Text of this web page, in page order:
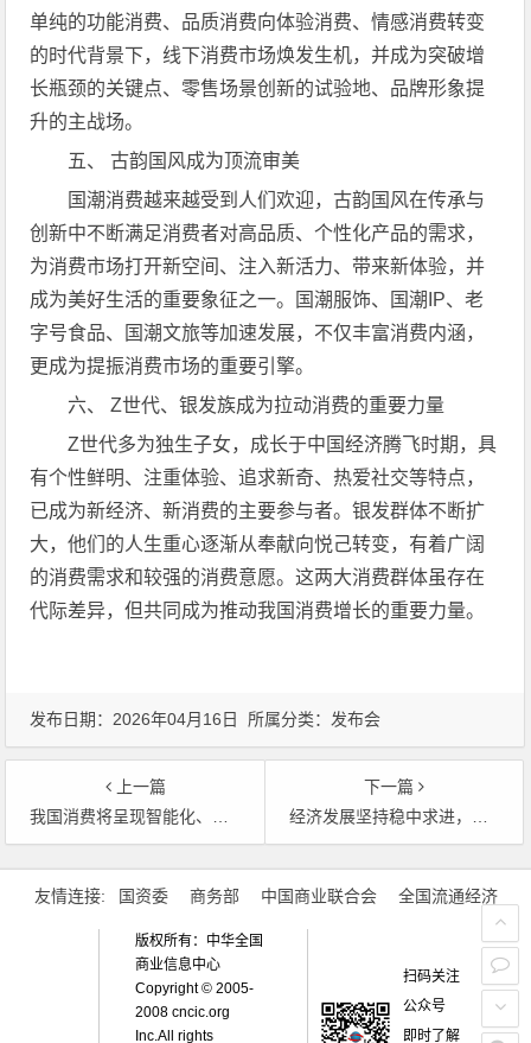
单纯的功能消费、品质消费向体验消费、情感消费转变
的时代背景下，线下消费市场焕发生机，并成为突破增
长瓶颈的关键点、零售场景创新的试验地、品牌形象提
升的主战场。
五、 古韵国风成为顶流审美
国潮消费越来越受到人们欢迎，古韵国风在传承与
创新中不断满足消费者对高品质、个性化产品的需求，
为消费市场打开新空间、注入新活力、带来新体验，并
成为美好生活的重要象征之一。国潮服饰、国潮IP、老
字号食品、国潮文旅等加速发展，不仅丰富消费内涵，
更成为提振消费市场的重要引擎。
六、 Z世代、银发族成为拉动消费的重要力量
Z世代多为独生子女，成长于中国经济腾飞时期，具
有个性鲜明、注重体验、追求新奇、热爱社交等特点，
已成为新经济、新消费的主要参与者。银发群体不断扩
大，他们的人生重心逐渐从奉献向悦己转变，有着广阔
的消费需求和较强的消费意愿。这两大消费群体虽存在
代际差异，但共同成为推动我国消费增长的重要力量。
发布日期：2026年04月16日 所属分类： 发布会
上一篇
我国消费将呈现智能化、绿色化、融合化、品质化、情感化发展趋势
下一篇
经济发展坚持稳中求进，扩大内需列为首要任务
文章导航
友情连接:
国资委 商务部 中国商业联合会 全国流通经济
版权所有：中华全国
商业信息中心
Copyright © 2005-
2008 cncic.org
Inc.All rights
扫码关注
公众号
即时了解